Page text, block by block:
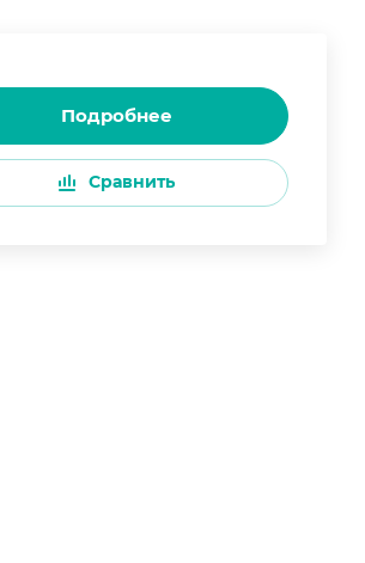
Подробнее
Сравнить